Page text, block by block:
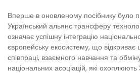
Вперше в оновленому посібнику було
Український альянс трансферу
означає успішну інтеграцію
європейську екосистему, що відкриває
співпраці, взаємного навчання та
національних асоціацій, які охоплюють